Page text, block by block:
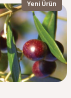
zeytinler
Yeni Ürün